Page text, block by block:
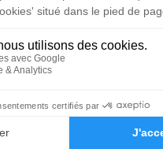
Je rends
Wandrille d'Outreau